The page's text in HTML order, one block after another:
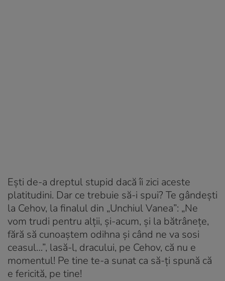
Ești de-a dreptul stupid dacă îi zici aceste
platitudini. Dar ce trebuie să-i spui? Te gândești
la Cehov, la finalul din „Unchiul Vanea”: „Ne
vom trudi pentru alții, și-acum, și la bătrânețe,
fără să cunoaștem odihna și când ne va sosi
ceasul…”, lasă-l, dracului, pe Cehov, că nu e
momentul! Pe tine te-a sunat ca să-ți spună că
e fericită, pe tine!